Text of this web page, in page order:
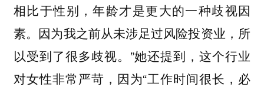
相比于性别，年龄才是更大的一种歧视因
素。因为我之前从未涉足过风险投资业，所
以受到了很多歧视。”她还提到，这个行业
对女性非常严苛，因为“工作时间很长，必